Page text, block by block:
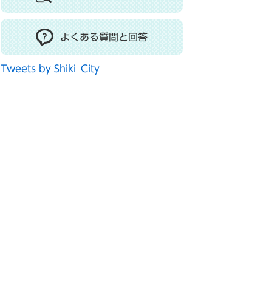
よくある質問と回答
Tweets by Shiki_City